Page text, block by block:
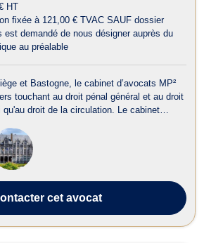
HT
fixée à 121,00 € TVAC SAUF dossier
est demandé de nous désigner auprès du
au préalable
et Bastogne, le cabinet d’avocats MP²
touchant au droit pénal général et au droit
droit de la circulation. Le cabinet
présumés d’infraction au droit pénal des
cet avocat